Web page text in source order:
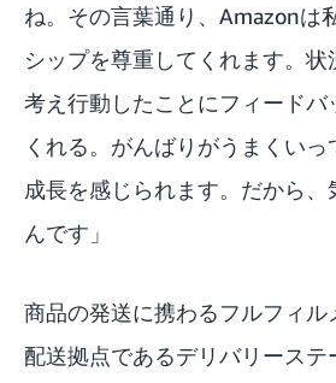
ね。その言葉通り、Amazonは
シップを尊重してくれます。
考え行動したことにフィードバ
くれる。がんばりがうまくいっ
成長を感じられます。だから、
んです」
商品の発送に携わるフルフィル
配送拠点であるデリバリーステ